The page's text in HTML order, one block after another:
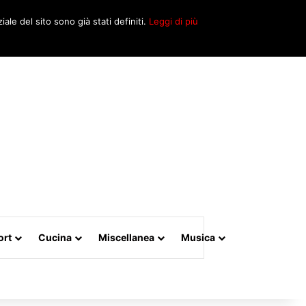
Cucina Miscellanea Musica
del sito sono già stati definiti. Leggi di più